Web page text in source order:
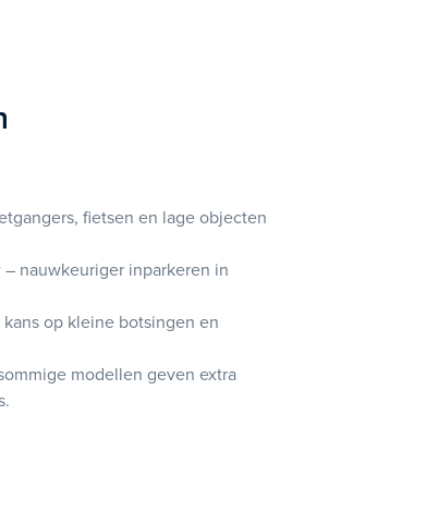
fietsen en lage objecten
– nauwkeuriger inparkeren in
op kleine botsingen en
modellen geven extra